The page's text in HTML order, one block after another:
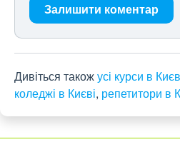
Залишити коментар
Дивіться такожусі курси в
коледжі в Києві, репетитори в